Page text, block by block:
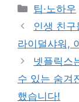
Categories
팁·노하우
인생 친
라이덜샤워,
넷플릭스
수 있는 숨겨
했습니다!